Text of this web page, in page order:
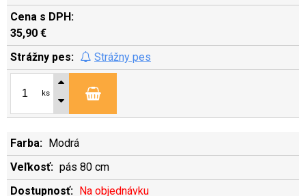
35,90 €
Strážny pes
ks
Modrá
pás 80 cm
Na objednávku